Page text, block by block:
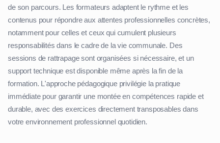
de son parcours. Les formateurs adaptent le rythme et les
contenus pour répondre aux attentes professionnelles concrètes,
notamment pour celles et ceux qui cumulent plusieurs
responsabilités dans le cadre de la vie communale. Des
sessions de rattrapage sont organisées si nécessaire, et un
support technique est disponible même après la fin de la
formation. L'approche pédagogique privilégie la pratique
immédiate pour garantir une montée en compétences rapide et
durable, avec des exercices directement transposables dans
votre environnement professionnel quotidien.